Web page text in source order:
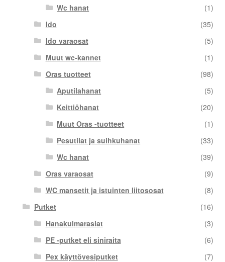
Wc hanat
(1)
Ido
(35)
Ido varaosat
(5)
Muut wc-kannet
(1)
Oras tuotteet
(98)
Aputilahanat
(5)
Keittiöhanat
(20)
Muut Oras -tuotteet
(1)
Pesutilat ja suihkuhanat
(33)
Wc hanat
(39)
Oras varaosat
(9)
WC mansetit ja istuinten liitososat
(8)
Putket
(16)
Hanakulmarasiat
(3)
PE -putket eli siniraita
(6)
Pex käyttövesiputket
(7)